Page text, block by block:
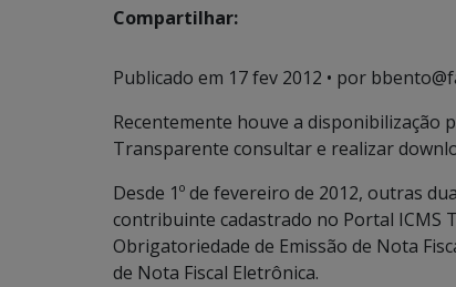
Compartilhar:
Publicado em 17 fev 2012 • por
Recentemente houve a disponibilização
Transparente consultar e realizar
Desde 1º de fevereiro de 2012, outras
contribuinte cadastrado no Portal ICMS
Obrigatoriedade de Emissão de Nota
de Nota Fiscal Eletrônica.